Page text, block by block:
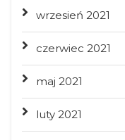
wrzesień 2021
czerwiec 2021
maj 2021
luty 2021